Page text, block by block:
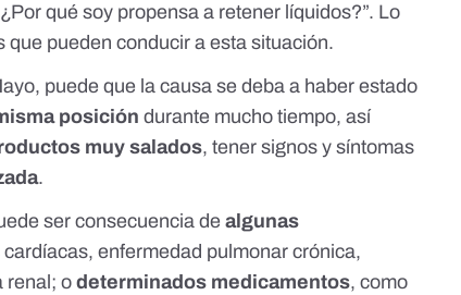
qué soy propensa a retener líquidos?”. Lo
que pueden conducir a esta situación.
puede que la causa se deba a haber estado
posición durante mucho tiempo, así
muy salados, tener signos y síntomas
.
serconsecuencia dealgunas
enfermedad pulmonar crónica,
renal; odeterminados medicamentos, como